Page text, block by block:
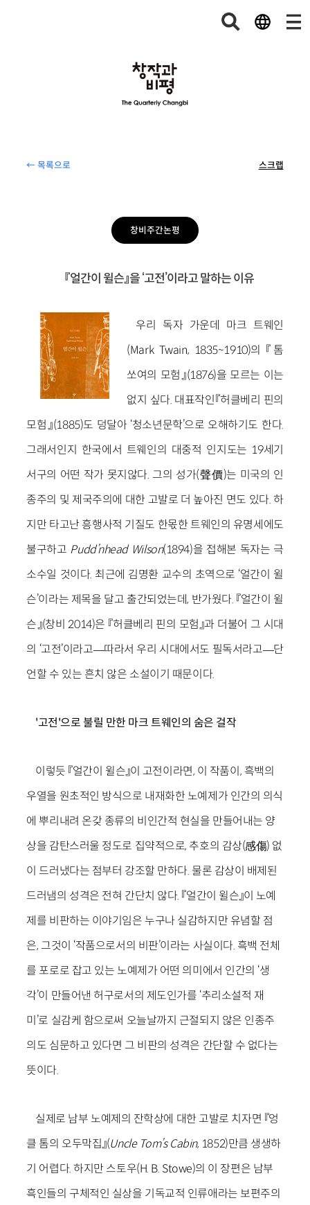
← 목록으로 스크랩
창비주간논평
『얼간이 윌슨』을 ‘고전’이라고 말하는 이유
우리 독자 가운데 마크 트웨인
(Mark Twain, 1835~1910)의 『톰
쏘여의 모험』(1876)을 모르는 이는
없지 싶다. 대표작인『허클베리 핀의
모험』(1885)도 덩달아 ‘청소년문학’으로 오해하기도 한다.
그래서인지 한국에서 트웨인의 대중적 인지도는 19세기
서구의 어떤 작가 못지않다. 그의 성가(聲價)는 미국의 인
종주의 및 제국주의에 대한 고발로 더 높아진 면도 있다. 하
지만 타고난 흥행사적 기질도 한몫한 트웨인의 유명세에도
불구하고 Pudd’nhead Wilson(1894)을 접해본 독자는 극
소수일 것이다. 최근에 김명환 교수의 초역으로 ‘얼간이 윌
슨’이라는 제목을 달고 출간되었는데, 반가웠다. 『얼간이 윌
슨』(창비 2014)은 『허클베리 핀의 모험』과 더불어 그 시대
의 ‘고전’이라고―따라서 우리 시대에서도 필독서라고―단
언할 수 있는 흔치 않은 소설이기 때문이다.
'고전'으로 불릴 만한 마크 트웨인의 숨은 걸작
이렇듯 『얼간이 윌슨』이 고전이라면, 이 작품이, 흑백의
우열을 원초적인 방식으로 내재화한 노예제가 인간의 의식
에 뿌리내려 온갖 종류의 비인간적 현실을 만들어내는 양
상을 감탄스러울 정도로 집약적으로, 추호의 감상(感傷) 없
이 드러냈다는 점부터 강조할 만하다. 물론 감상이 배제된
드러냄의 성격은 전혀 간단치 않다. 『얼간이 윌슨』이 노예
제를 비판하는 이야기임은 누구나 실감하지만 유념할 점
은, 그것이 ‘작품으로서의 비판’이라는 사실이다. 흑백 전체
를 포로로 잡고 있는 노예제가 어떤 의미에서 인간의 ‘생
각’이 만들어낸 허구로서의 제도인가를 ‘추리소설적 재
미’로 실감케 함으로써 오늘날까지 근절되지 않은 인종주
의도 심문하고 있다면 그 비판의 성격은 간단할 수 없다는
뜻이다.
실제로 남부 노예제의 잔학상에 대한 고발로 치자면 『엉
클 톰의 오두막집』(Uncle Tom’s Cabin, 1852)만큼 생생하
기 어렵다. 하지만 스토우(H. B. Stowe)의 이 장편은 남부
흑인들의 구체적인 실상을 기독교적 인류애라는 보편주의